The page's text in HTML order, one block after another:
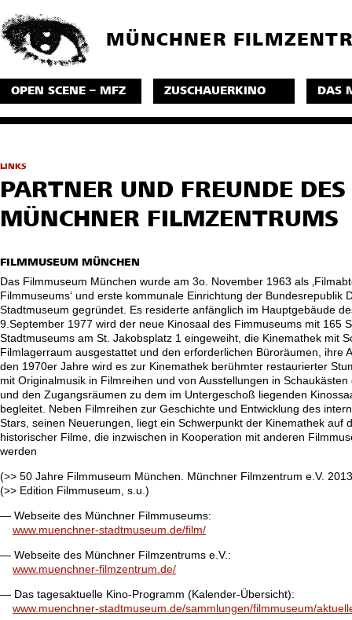
MÜNCHNER
OPEN SCENE – MFZ ZUSCHAUERKINO DAS
LINKS
PARTNER UND FREUNDE DES
MÜNCHNER FILMZENTRUMS
FILMMUSEUM MÜNCHEN
Das Filmmuseum München wurde am 3o. November 1963 als
Filmmuseums‘ und erste kommunale Einrichtung der Bundesrepublik
Stadtmuseum gegründet. Es residerte anfänglich im Hauptgebäude
9.September 1977 wird der neue Kinosaal des Fimmuseums mit 165
Stadtmuseums am St. Jakobsplatz 1 eingeweiht, die Kinemathek mit
Filmlagerraum ausgestattet und den erforderlichen Büroräumen, ihre
den 1970er Jahre wird es zur Kinemathek berühmter restaurierter
mit Originalmusik in Filmreihen und von Ausstellungen in
und den Zugangsräumen zu dem im Untergeschoß liegenden
begleitet. Neben Filmreihen zur Geschichte und Entwicklung des
Stars, seinen Neuerungen, liegt ein Schwerpunkt der Kinemathek auf
historischer Filme, die inzwischen in Kooperation mit anderen
werden
(>> 50 Jahre Filmmuseum München. Münchner Filmzentrum e.V.
(>> Edition Filmmuseum, s.u.)
— Webseite des Münchner Filmmuseums:
www.muenchner-stadtmuseum.de/film/
— Webseite des Münchner Filmzentrums e.V.:
www.muenchner-filmzentrum.de/
— Das tagesaktuelle Kino-Programm (Kalender-Übersicht):
www.muenchner-stadtmuseum.de/sammlungen/filmmuseum/